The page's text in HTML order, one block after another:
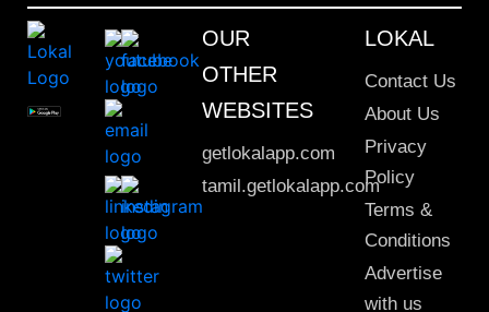
OUR
OTHER
WEBSITES
getlokalapp.com
tamil.getlokalapp.com
LOKAL
Contact Us
About Us
Privacy
Policy
Terms &
Conditions
Advertise
with us